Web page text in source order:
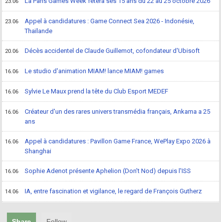
23.06
Appel à candidatures : Game Connect Sea 2026 - Indonésie,
Thaïlande
20.06 Décès accidentel de Claude Guillemot, cofondateur d'Ubisoft
16.06 Le studio d'animation MIAM! lance MIAM! games
16.06 Sylvie Le Maux prend la tête du Club Esport MEDEF
16.06
Créateur d'un des rares univers transmédia français, Ankama a 25
ans
16.06
Appel à candidatures : Pavillon Game France, WePlay Expo 2026 à
Shanghai
16.06 Sophie Adenot présente Aphelion (Don't Nod) depuis l'ISS
14.06 IA, entre fascination et vigilance, le regard de François Gutherz